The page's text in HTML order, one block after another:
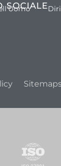
SOCIALE